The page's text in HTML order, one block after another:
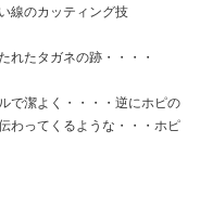
線のカッティング技
れたタガネの跡・・・・
で潔よく・・・・逆にホピの
わってくるような・・・ホピ